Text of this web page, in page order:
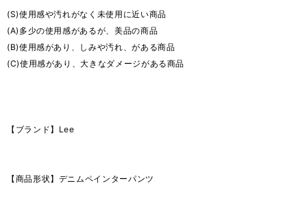
(S)使用感や汚れがなく未使用に近い商品
(A)多少の使用感があるが、美品の商品
(B)使用感があり、しみや汚れ、がある商品
(C)使用感があり、大きなダメージがある商品
【ブランド】Lee
【商品形状】デニムペインターパンツ